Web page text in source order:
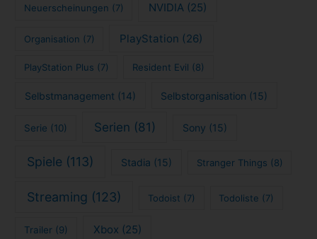
Neuerscheinungen (7) NVIDIA (25)
Organisation (7) PlayStation (26)
PlayStation Plus (7) Resident Evil (8)
Selbstmanagement (14) Selbstorganisation (15)
Serie (10) Serien (81) Sony (15)
Spiele (113) Stadia (15) Stranger Things (8)
Streaming (123) Todoist (7) Todoliste (7)
Trailer (9) Xbox (25)